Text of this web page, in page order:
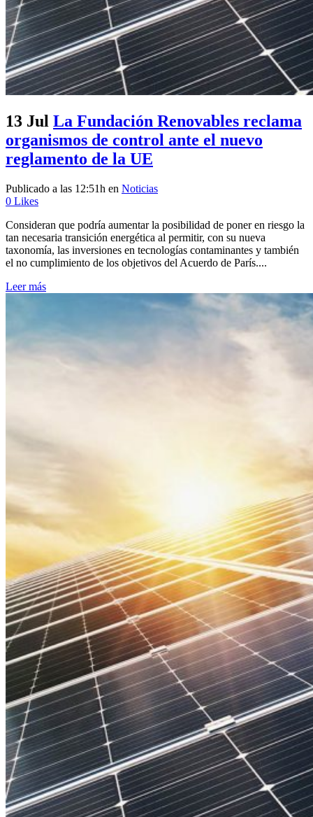
13 Jul La Fundación Renovables reclama
organismos de control ante el nuevo
reglamento de la UE
Publicado a las 12:51h en Noticias
0 Likes
Consideran que podría aumentar la posibilidad de poner en riesgo la
tan necesaria transición energética al permitir, con su nueva
taxonomía, las inversiones en tecnologías contaminantes y también
el no cumplimiento de los objetivos del Acuerdo de París....
Leer más